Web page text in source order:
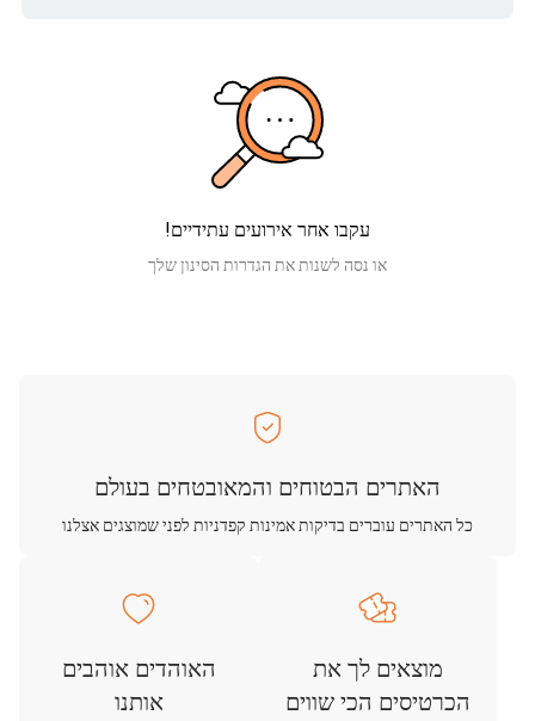
עקבו אחר אירועים עתידיים!
או נסה לשנות את הגדרות הסינון שלך
האתרים הבטוחים והמאובטחים בעולם
כל האתרים עוברים בדיקות אמינות קפדניות לפני שמוצגים אצלנו
מוצאים לך את
הכרטיסים הכי שווים
האוהדים אוהבים
אותנו